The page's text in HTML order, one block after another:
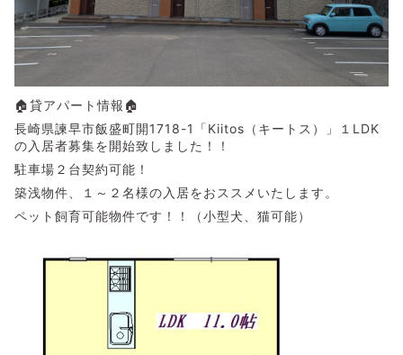
🏠貸アパート情報🏠
長崎県諫早市飯盛町開1718-1「Kiitos（キートス）」１LDK
の入居者募集を開始致しました！！
駐車場２台契約可能！
築浅物件、１～２名様の入居をおススメいたします。
ペット飼育可能物件です！！（小型犬、猫可能）